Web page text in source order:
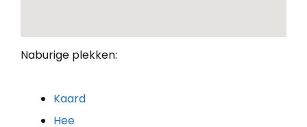
Naburige plekken:
Kaard
Hee